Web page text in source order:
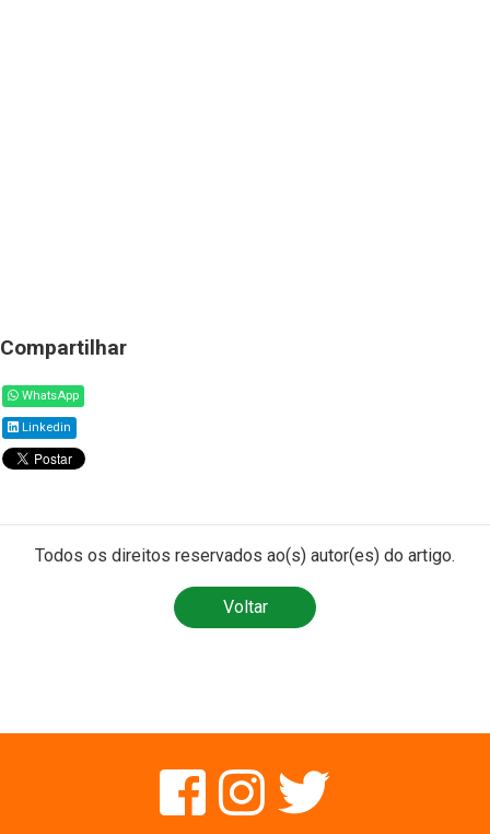
Compartilhar
WhatsApp
Linkedin
Todos os direitos reservados ao(s) autor(es) do artigo.
Voltar